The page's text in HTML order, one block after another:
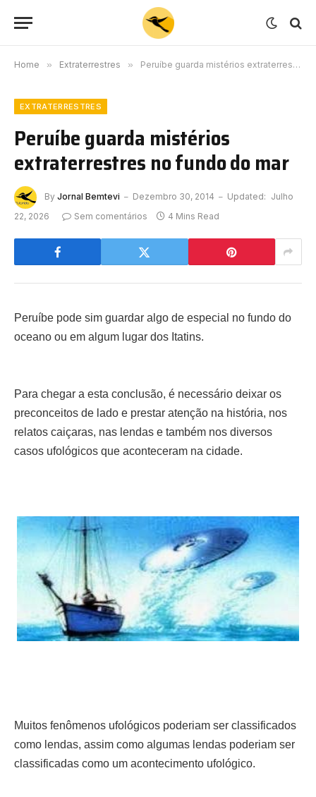
Home » Extraterrestres » Peruíbe guarda mistérios extraterrestres no fundo do mar
EXTRATERRESTRES
Peruíbe guarda mistérios
extraterrestres no fundo do mar
By Jornal Bemtevi Dezembro 30, 2014 Updated: Julho
22, 2026
Sem comentários 4 Mins Read
Peruíbe pode sim guardar algo de especial no fundo do
oceano ou em algum lugar dos Itatins.
Para chegar a esta conclusão, é necessário deixar os
preconceitos de lado e prestar atenção na história, nos
relatos caiçaras, nas lendas e também nos diversos
casos ufológicos que aconteceram na cidade.
Muitos fenômenos ufológicos poderiam ser classificados
como lendas, assim como algumas lendas poderiam ser
classificadas como um acontecimento ufológico.